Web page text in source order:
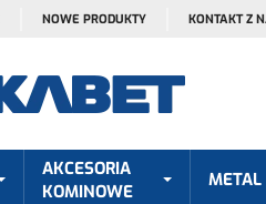
NOWE PRODUKTY KONTAKT Z
AKCESORIA
KOMINOWE
METAL